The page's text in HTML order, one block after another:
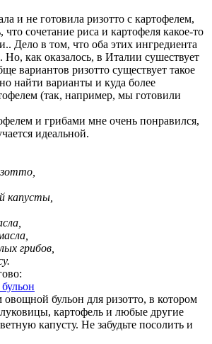
и не готовила ризотто с картофелем,
что сочетание риса и картофеля какое-то
Дело в том, что оба этих ингредиента
Но, как оказалось, в Италии сушествует
вариантов ризотто существует такое
найти варианты и куда более
(так, например, мы готовили
и грибами мне очень понравился,
идеальной.
капусты,
грибов,
бульон для ризотто, в котором
картофель и любые другие
капусту. Не забудьте посолить и